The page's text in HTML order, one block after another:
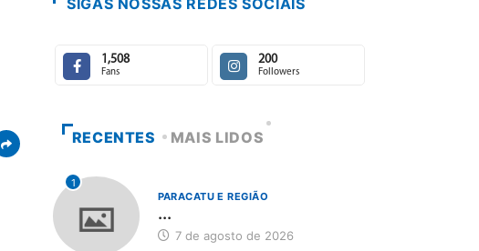
1,508
Fans
200
Followers
RECENTES MAIS LIDOS
1
PARACATU E REGIÃO
...
7 de agosto de 2026